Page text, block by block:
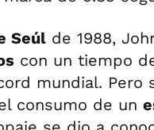
Seúl de 1988,
con un tiempo
mundial. Pero
consumo de un